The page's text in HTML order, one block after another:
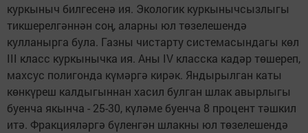
куркыныч билгесенә ия. Экологик куркынычсызлыгы
тикшерелгәннән соң, аларны юл төзелешендә
кулланырга була. Газны чистарту системасындагы көл
III класс куркынычка ия. Аны IV класска кадәр төшереп,
махсус полигонда күмәргә кирәк. Яндырылган каты
көнкүреш калдыгыннан хасил булган шлак авырлыгы
буенча якынча - 25-30, күләме буенча 8 процент тәшкил
итә. Фракцияләргә бүленгән шлакны юл төзелешендә